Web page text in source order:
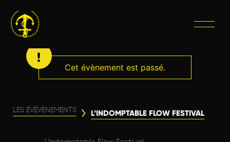
Cet évènement est passé.
LES ÉVÈVENEMENTS L’INDOMPTABLE FLOW FESTIVAL